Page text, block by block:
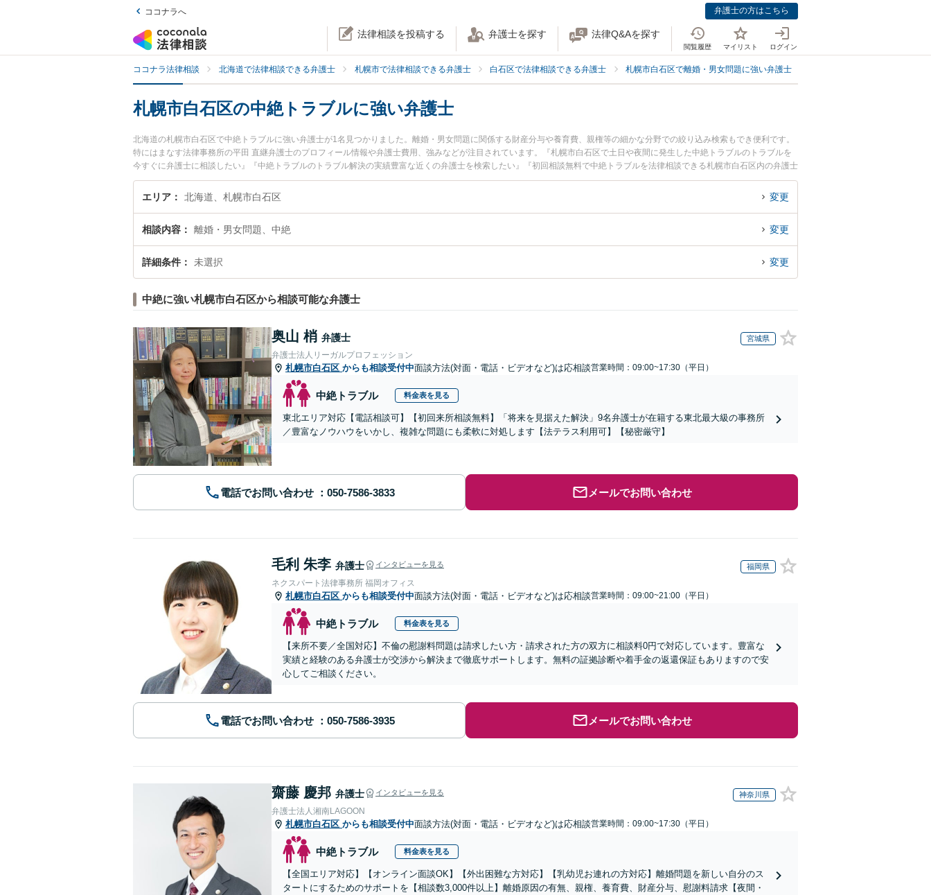
ココナラへ 弁護士の方はこちら
法律相談を投稿する 弁護士を探す 法律Q&Aを探す
閲覧履歴 マイリスト ログイン
ココナラ法律相談 北海道で法律相談できる弁護士 札幌市で法律相談できる弁護士 白石区で法律相談できる弁護士 札幌市白石区で離婚・男女問題に強い弁護士
札幌市白石区の中絶トラブルに強い弁護士
北海道の札幌市白石区で中絶トラブルに強い弁護士が1名見つかりました。離婚・男女問題に関係する財産分与や養育費、親権等の細かな分野での絞り込み検索もでき便利です。
特にはまなす法律事務所の平田 直継弁護士のプロフィール情報や弁護士費用、強みなどが注目されています。『札幌市白石区で土日や夜間に発生した中絶トラブルのトラブルを
今すぐに弁護士に相談したい』『中絶トラブルのトラブル解決の実績豊富な近くの弁護士を検索したい』『初回相談無料で中絶トラブルを法律相談できる札幌市白石区内の弁護士
に相談予約したい』などでお困りの相談者さんにおすすめです。
エリア 北海道、札幌市白石区 変更
相談内容 離婚・男女問題、中絶 変更
詳細条件 未選択 変更
中絶に強い札幌市白石区から相談可能な弁護士
奥山 梢 弁護士 宮城県
弁護士法人リーガルプロフェッション
札幌市白石区 からも相談受付中面談方法(対面・電話・ビデオなど)は応相談営業時間：09:00~17:30（平日）
中絶トラブル 料金表を見る
東北エリア対応【電話相談可】【初回来所相談無料】「将来を見据えた解決」9名弁護士が在籍する東北最大級の事務所
／豊富なノウハウをいかし、複雑な問題にも柔軟に対処します【法テラス利用可】【秘密厳守】
電話でお問い合わせ メールでお問い合わせ
毛利 朱李 弁護士 インタビューを見る 福岡県
ネクスパート法律事務所 福岡オフィス
札幌市白石区 からも相談受付中面談方法(対面・電話・ビデオなど)は応相談営業時間：09:00~21:00（平日）
中絶トラブル 料金表を見る
【来所不要／全国対応】不倫の慰謝料問題は請求したい方・請求された方の双方に相談料0円で対応しています。豊富な
実績と経験のある弁護士が交渉から解決まで徹底サポートします。無料の証拠診断や着手金の返還保証もありますので安
心してご相談ください。
電話でお問い合わせ メールでお問い合わせ
齋藤 慶邦 弁護士 インタビューを見る 神奈川県
弁護士法人湘南LAGOON
札幌市白石区 からも相談受付中面談方法(対面・電話・ビデオなど)は応相談営業時間：09:00~17:30（平日）
中絶トラブル 料金表を見る
【全国エリア対応】【オンライン面談OK】【外出困難な方対応】【乳幼児お連れの方対応】離婚問題を新しい自分のス
タートにするためのサポートを【相談数3,000件以上】離婚原因の有無、親権、養育費、財産分与、慰謝料請求【夜間・